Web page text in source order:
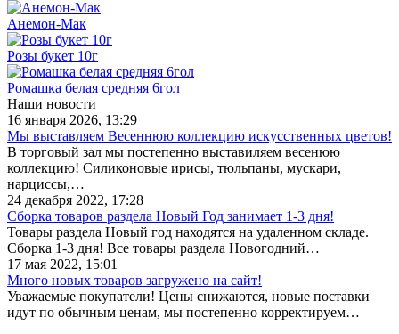
Анемон-Мак
Розы букет 10г
Ромашка белая средняя 6гол
Наши новости
16 января 2026, 13:29
Мы выставляем Весеннюю коллекцию искусственных цветов!
В торговый зал мы постепенно выставиляем весенюю
коллекцию! Силиконовые ирисы, тюльпаны, мускари,
нарциссы,…
24 декабря 2022, 17:28
Сборка товаров раздела Новый Год занимает 1-3 дня!
Товары раздела Новый год находятся на удаленном складе.
Сборка 1-3 дня! Все товары раздела Новогодний…
17 мая 2022, 15:01
Много новых товаров загружено на сайт!
Уважаемые покупатели! Цены снижаются, новые поставки
идут по обычным ценам, мы постепенно корректируем…